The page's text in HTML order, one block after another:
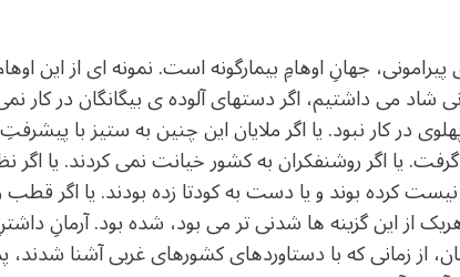
جهانِ اوهامِ بیمارگونه است. نمونه ای از این
شاد می داشتیم، اگر دست­های آلوده ی بیگانگان در
در کار نبود. یا اگر ملایان این چنین به ستیز با
یا اگر روشنفکران به کشور خیانت نمی کردند. یا اگر
نیست کرده بوند و یا دست به کودتا زده بودند. یا اگر
از این گزینه ها شدنی تر می بود، شده بود. آرمانِ
از زمانی که با دستاوردهای کشورهای غربی آشنا